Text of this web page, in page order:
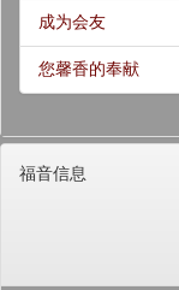
成为会友
您馨香的奉献
福音信息